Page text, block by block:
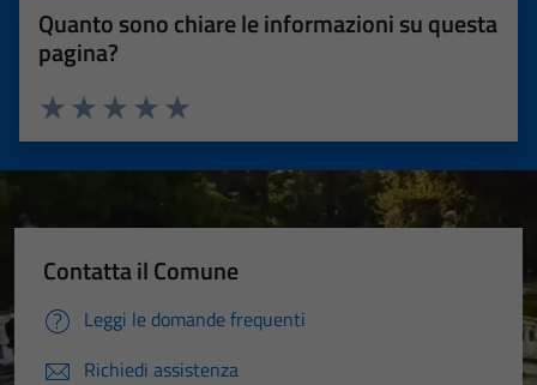
Quanto sono chiare le informazioni su questa
pagina?
Valuta 5 stelle su 5
Valuta 4 stelle su 5
Valuta 3 stelle su 5
Valuta 2 stelle su 5
Valuta 1 stelle su 5
Contatta il Comune
Leggi le domande frequenti
Richiedi assistenza